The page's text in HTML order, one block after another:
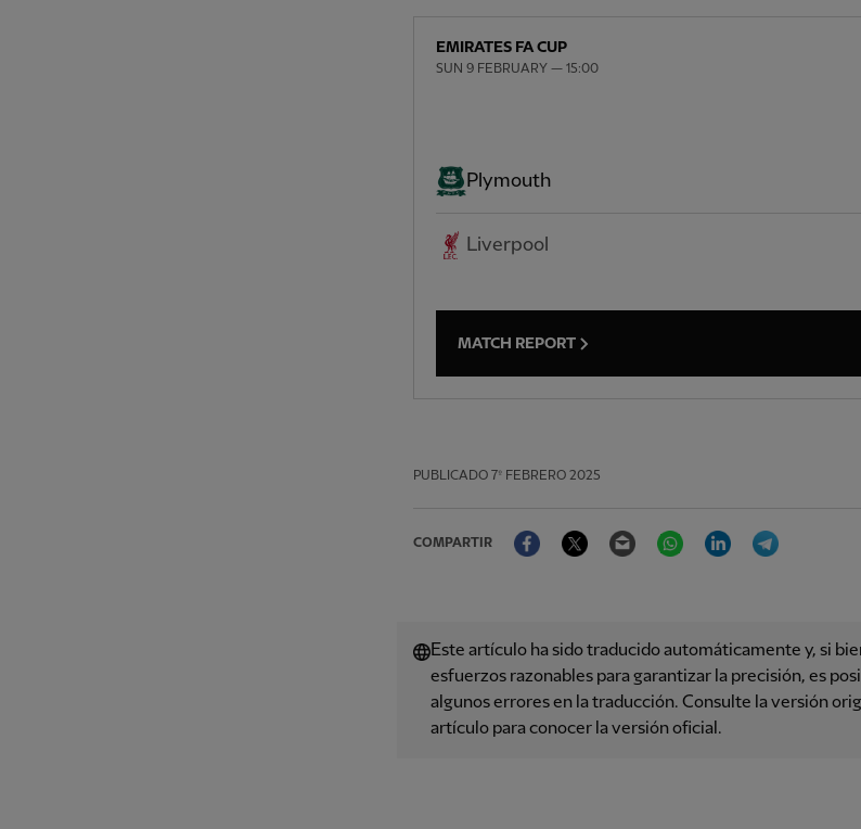
EMIRATES FA CUP
SUN 9 FEBRUARY — 15:00
Plymouth
Liverpool
MATCH REPORT
PUBLICADO 7º FEBRERO 2025
COMPARTIR
FacebookTwitter Email WhatsAppLinkedIn
Este artículo ha sido traducido automáticamente y, si
esfuerzos razonables para garantizar la precisión, es
algunos errores en la traducción. Consulte la versión
artículo para conocer la versión oficial.